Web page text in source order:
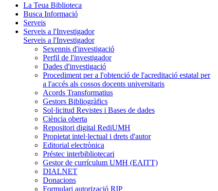
La Teua Biblioteca
Busca Informació
Serveis
Serveis a l'Investigador
Serveis a l'Investigador
Sexennis d'investigació
Perfil de l'investigador
Dades d'investigació
Procediment per a l'obtenció de l'acreditació estatal per
a l'accés als cossos docents universitaris
Acords Transformatius
Gestors Bibliogràfics
Sol·licitud Revistes i Bases de dades
Ciència oberta
Repositori digital RediUMH
Propietat intel·lectual i drets d'autor
Editorial electrònica
Préstec interbibliotecari
Gestor de currículum UMH (EAITT)
DIALNET
Donacions
Formulari autorizació RIP